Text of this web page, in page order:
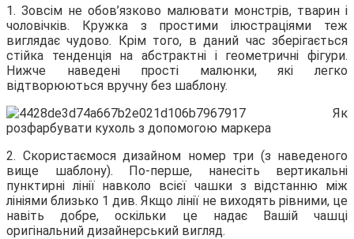
1. Зовсім не обов’язково малювати монстрів, тварин і
чоловічків. Кружка з простими ілюстраціями теж
виглядає чудово. Крім того, в даний час зберігається
стійка тенденція на абстрактні і геометричні фігури.
Нижче наведені прості малюнки, які легко
відтворюються вручну без шаблону.
2. Скористаємося дизайном номер три (з наведеного
вище шаблону). По-перше, нанесіть вертикальні
пунктирні лінії навколо всієї чашки з відстанню між
лініями близько 1 див. Якщо лінії не виходять рівними, це
навіть добре, оскільки це надає Вашій чашці
оригінальний дизайнерський вигляд.